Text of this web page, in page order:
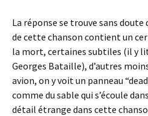
La réponse se trouve sans doute
de cette chanson contient un
la mort, certaines subtiles (il y lit
Georges Bataille), d’autres
avion, on y voit un panneau
comme du sable qui s’écoule
détail étrange dans cette